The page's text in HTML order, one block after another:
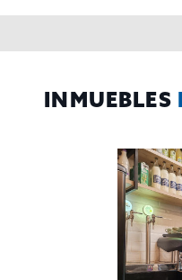
rectificar y suprimir los
INMUEBLES